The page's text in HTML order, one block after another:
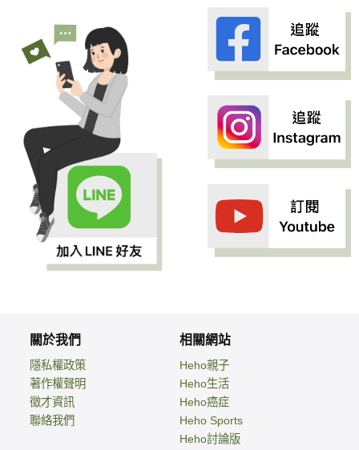
關於我們
隱私權政策
著作權聲明
徵才資訊
聯絡我們
相關網站
Heho親子
Heho生活
Heho癌症
Heho Sports
Heho討論版